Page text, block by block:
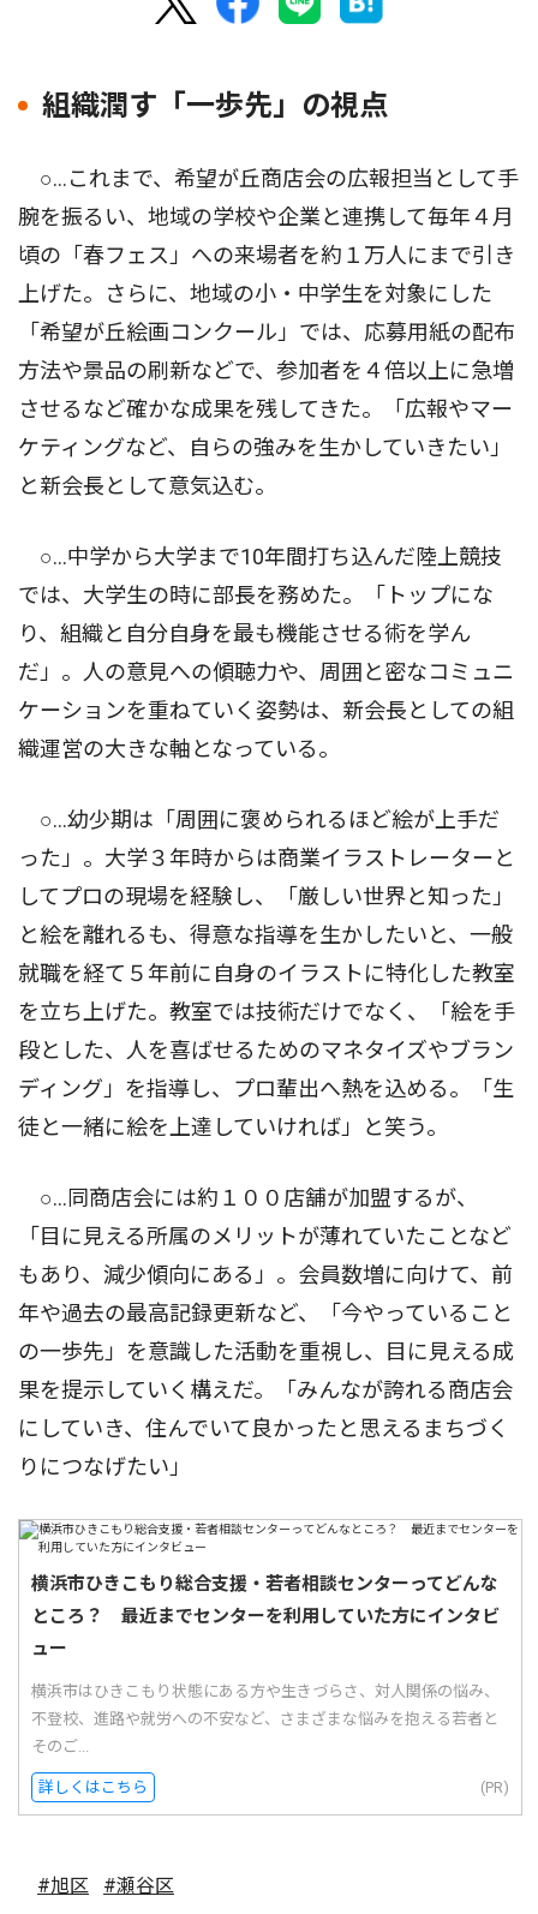
組織潤す「一歩先」の視点
○…これまで、希望が丘商店会の広報担当として手
腕を振るい、地域の学校や企業と連携して毎年４月
頃の「春フェス」への来場者を約１万人にまで引き
上げた。さらに、地域の小・中学生を対象にした
「希望が丘絵画コンクール」では、応募用紙の配布
方法や景品の刷新などで、参加者を４倍以上に急増
させるなど確かな成果を残してきた。「広報やマー
ケティングなど、自らの強みを生かしていきたい」
と新会長として意気込む。
○…中学から大学まで10年間打ち込んだ陸上競技
では、大学生の時に部長を務めた。「トップにな
り、組織と自分自身を最も機能させる術を学ん
だ」。人の意見への傾聴力や、周囲と密なコミュニ
ケーションを重ねていく姿勢は、新会長としての組
織運営の大きな軸となっている。
○…幼少期は「周囲に褒められるほど絵が上手だ
った」。大学３年時からは商業イラストレーターと
してプロの現場を経験し、「厳しい世界と知った」
と絵を離れるも、得意な指導を生かしたいと、一般
就職を経て５年前に自身のイラストに特化した教室
を立ち上げた。教室では技術だけでなく、「絵を手
段とした、人を喜ばせるためのマネタイズやブラン
ディング」を指導し、プロ輩出へ熱を込める。「生
徒と一緒に絵を上達していければ」と笑う。
○…同商店会には約１００店舗が加盟するが、
「目に見える所属のメリットが薄れていたことなど
もあり、減少傾向にある」。会員数増に向けて、前
年や過去の最高記録更新など、「今やっていること
の一歩先」を意識した活動を重視し、目に見える成
果を提示していく構えだ。「みんなが誇れる商店会
にしていき、住んでいて良かったと思えるまちづく
りにつなげたい」
横浜市ひきこもり総合支援・若者相談センターってどんな
ところ？ 最近までセンターを利用していた方にインタビ
ュー
横浜市はひきこもり状態にある方や生きづらさ、対人関係の悩み、
不登校、進路や就労への不安など、さまざまな悩みを抱える若者と
そのご...
詳しくはこちら (PR)
#旭区 #瀬谷区